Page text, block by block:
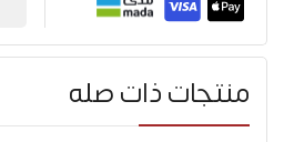
منتجات ذات صله